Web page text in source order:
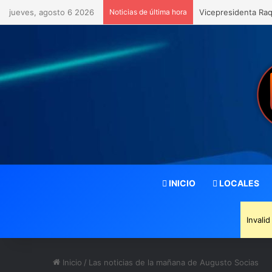
jueves, agosto 6 2026 Noticias de última hora Vicepresidenta
INICIO LOCALES
Inicio / Las noticias de la mañana de Augusto Socias